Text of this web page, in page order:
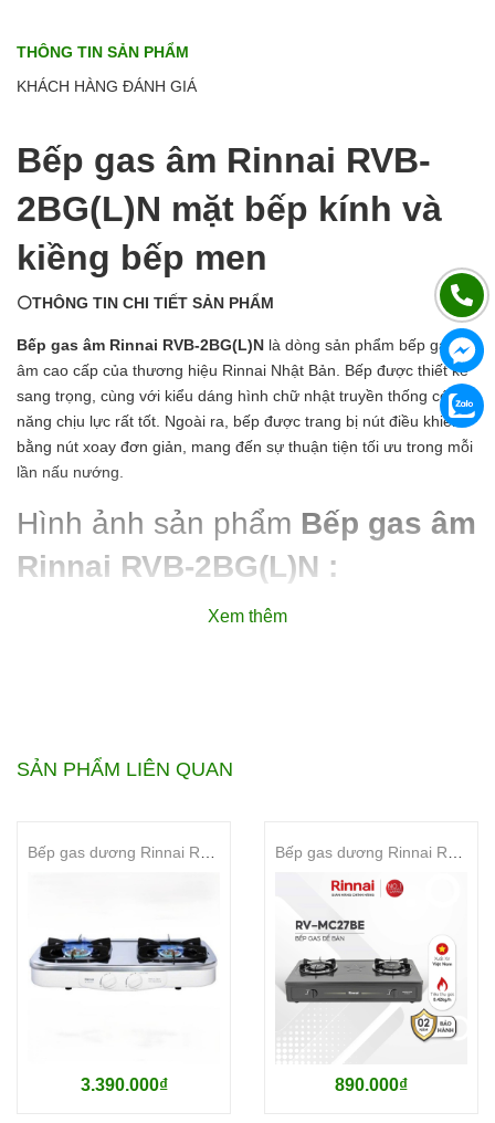
THÔNG TIN SẢN PHẨM
KHÁCH HÀNG ĐÁNH GIÁ
Bếp gas âm Rinnai RVB-
2BG(L)N mặt bếp kính và
kiềng bếp men
⚪THÔNG TIN CHI TIẾT SẢN PHẨM
Bếp gas âm Rinnai RVB-2BG(L)N là dòng sản phẩm bếp gas
âm cao cấp của thương hiệu Rinnai Nhật Bản. Bếp được thiết kế
sang trọng, cùng với kiểu dáng hình chữ nhật truyền thống có khả
năng chịu lực rất tốt. Ngoài ra, bếp được trang bị nút điều khiển
bằng nút xoay đơn giản, mang đến sự thuận tiện tối ưu trong mỗi
lần nấu nướng.
Hình ảnh sản phẩm Bếp gas âm
Rinnai RVB-2BG(L)N :
⚪ĐẶC ĐIỂM NỔI BẬT
Xem thêm
SẢN PHẨM LIÊN QUAN
3.390.000₫ 890.000₫